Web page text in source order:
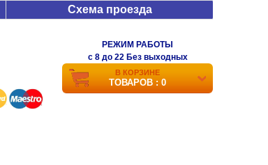
Схема проезда
РЕЖИМ РАБОТЫ
c 8 до 22 Без выходных
В КОРЗИНЕ
ТОВАРОВ : 0